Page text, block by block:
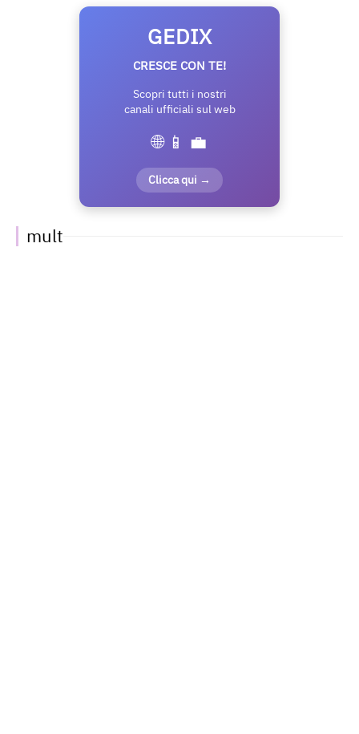
GEDIX
CRESCE CON TE!
Scopri tutti i nostri
canali ufficiali sul web
🌐 📱 💼
Clicca qui →
mult